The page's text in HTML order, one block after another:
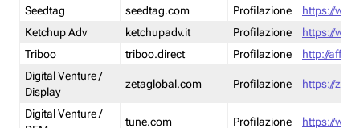
Seedtag
seedtag.com Profilazione
https://
Ketchup Adv
ketchupadv.it Profilazione
https://
Triboo
triboo.direct Profilazione
http://
Digital Venture /
Display
zetaglobal.com Profilazione https://
Digital Venture /
tune.com Profilazione https://